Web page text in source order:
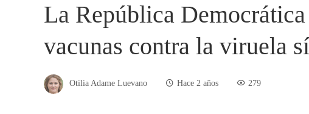
La República
vacunas contra la viruela
Otilia Adame Luevano Hace 2 años 279